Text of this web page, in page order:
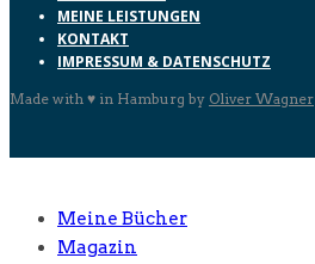
MEINE LEISTUNGEN
KONTAKT
IMPRESSUM & DATENSCHUTZ
Made with ♥ in Hamburg by Oliver Wagner
Meine Bücher
Magazin